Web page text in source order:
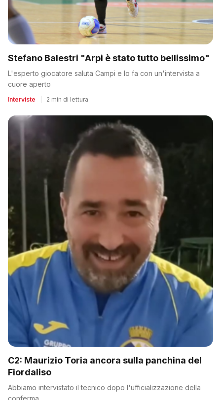
Stefano Balestri "Arpi è stato tutto bellissimo"
L'esperto giocatore saluta Campi e lo fa con un'intervista a
cuore aperto
Interviste 2 min di lettura
C2: Maurizio Toria ancora sulla panchina del
Fiordaliso
Abbiamo intervistato il tecnico dopo l'ufficializzazione della